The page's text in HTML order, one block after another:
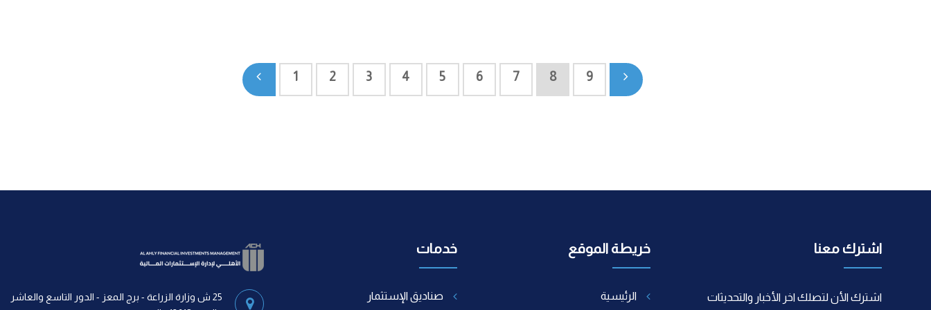
1 2 3 4 5 6 7 8 9
25 ش وزارة الزراعة - برج المعز - الدور التاسع والعاشر
خدمات
صناديق الإستثمار
خريطة الموقع
الرئيسية
اشترك معنا
اشترك الأن لتصلك اخر الأخبار والتحديثات